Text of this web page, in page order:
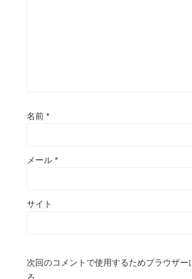
名前 *
メール *
サイト
次回のコメントで使用するためブラウザ